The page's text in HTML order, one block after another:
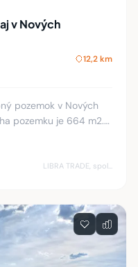
v Nových
12,2 km
pozemok v Nových
pozemku je 664 m2.
a kanalizácia sa
LIBRA TRADE, spol.s.r.o.